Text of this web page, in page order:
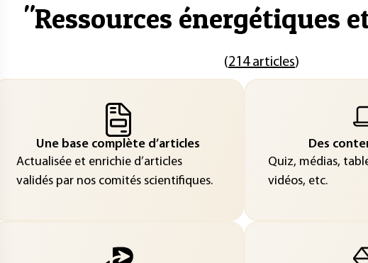
"Ressources énergétiques
(214 articles)
Une base complète d’articles
Actualisée et enrichie d’articles
validés par nos comités scientifiques.
Des
Quiz, médias,
vidéos, etc.